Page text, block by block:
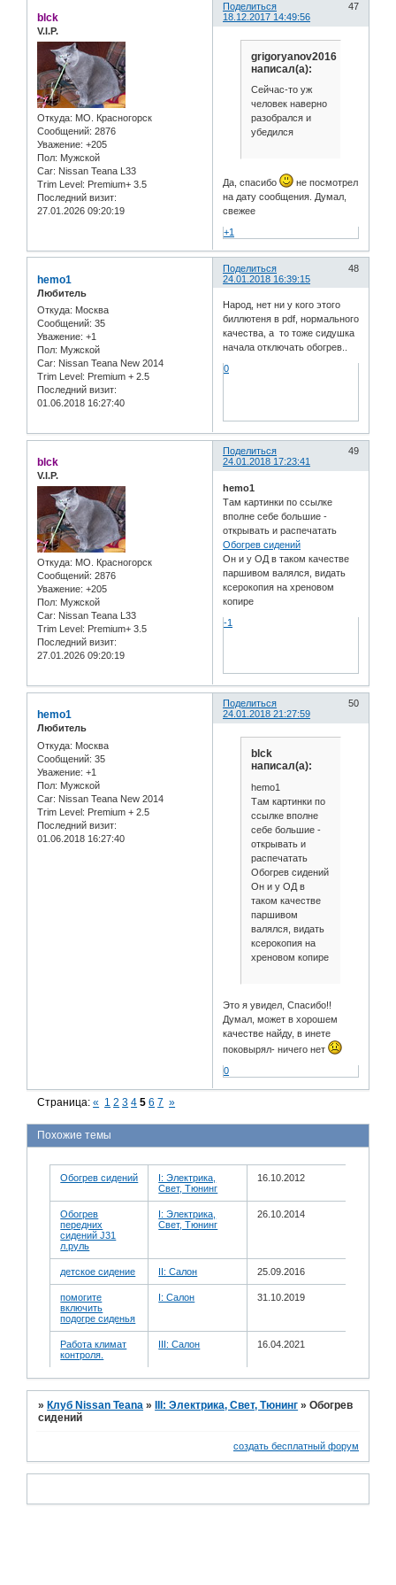
Поделиться
47
18.12.2017 14:49:56
blck
V.I.P.
Откуда: МО. Красногорск
Сообщений: 2876
Уважение: +205
Пол: Мужской
Car: Nissan Teana L33
Trim Level: Premium+ 3.5
Последний визит:
27.01.2026 09:20:19
grigoryanov2016
написал(а):
Сейчас-то уж
человек наверно
разобрался и
убедился
Да, спасибо
не посмотрел
на дату сообщения. Думал,
свежее
+1
Поделиться
48
24.01.2018 16:39:15
hemo1
Любитель
Откуда: Москва
Сообщений: 35
Уважение: +1
Пол: Мужской
Car: Nissan Teana New 2014
Trim Level: Premium + 2.5
Последний визит:
01.06.2018 16:27:40
Народ, нет ни у кого этого
биллютеня в pdf, нормального
качества, а то тоже сидушка
начала отключать обогрев..
0
Поделиться
49
24.01.2018 17:23:41
blck
V.I.P.
Откуда: МО. Красногорск
Сообщений: 2876
Уважение: +205
Пол: Мужской
Car: Nissan Teana L33
Trim Level: Premium+ 3.5
Последний визит:
27.01.2026 09:20:19
hemo1
Там картинки по ссылке
вполне себе большие -
открывать и распечатать
Обогрев сидений
Он и у ОД в таком качестве
паршивом валялся, видать
ксерокопия на хреновом
копире
-1
Поделиться
50
24.01.2018 21:27:59
hemo1
Любитель
Откуда: Москва
Сообщений: 35
Уважение: +1
Пол: Мужской
Car: Nissan Teana New 2014
Trim Level: Premium + 2.5
Последний визит:
01.06.2018 16:27:40
blck
написал(а):
hemo1
Там картинки по
ссылке вполне
себе большие -
открывать и
распечатать
Обогрев сидений
Он и у ОД в
таком качестве
паршивом
валялся, видать
ксерокопия на
хреновом копире
Это я увидел, Спасибо!!
Думал, может в хорошем
качестве найду, в инете
поковырял- ничего нет
0
Страница:« 1 2 3 4 5 6 7 »
Похожие темы
Обогрев сидений
I: Электрика,
Свет, Тюнинг
16.10.2012
Обогрев
передних
сидений J31
л.руль
I: Электрика,
Свет, Тюнинг
26.10.2014
детское сидение II: Салон 25.09.2016
помогите
включить
подогре сиденья
I: Салон 31.10.2019
Работа климат
контроля.
III: Салон 16.04.2021
» Клуб Nissan Teana » III: Электрика, Свет, Тюнинг »Обогрев
сидений
создать бесплатный форум